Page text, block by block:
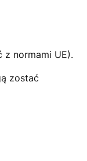
z normami UE).
zostać